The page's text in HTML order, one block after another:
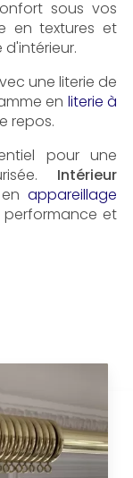
sous vos
en textures et
une literie de
en literie à
repos.
pour une
Intérieur
appareillage
et